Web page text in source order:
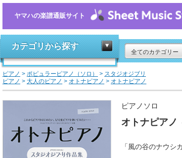
ヤマハの楽譜通販サイト
カテゴリから探す
全てのカテゴリー
ピアノ > ポピュラーピアノ（ソロ） > スタジオジブリ
ピアノ > 大人のピアノ > オトナピアノ > オトナピアノ
ピアノソロ
オトナピアノ
「風の谷のナウシ